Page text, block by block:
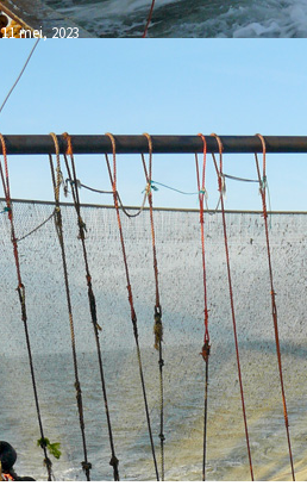
11 mei, 2023